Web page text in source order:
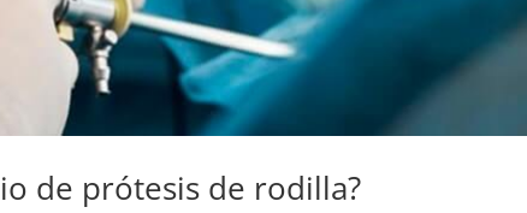
de prótesis de rodilla?